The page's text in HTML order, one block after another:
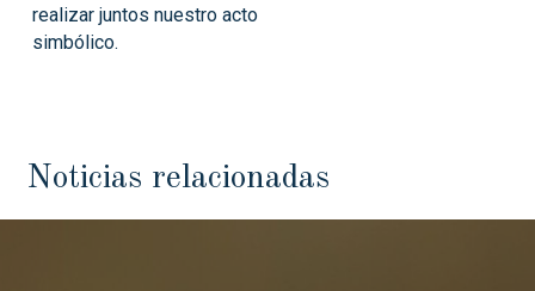
realizar juntos nuestro acto
simbólico.
Noticias relacionadas